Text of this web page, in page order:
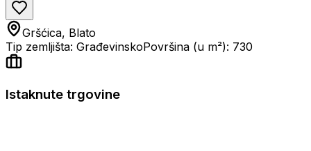
Gršćica, Blato
Tip zemljišta: GrađevinskoPovršina (u m²): 730
Istaknute trgovine